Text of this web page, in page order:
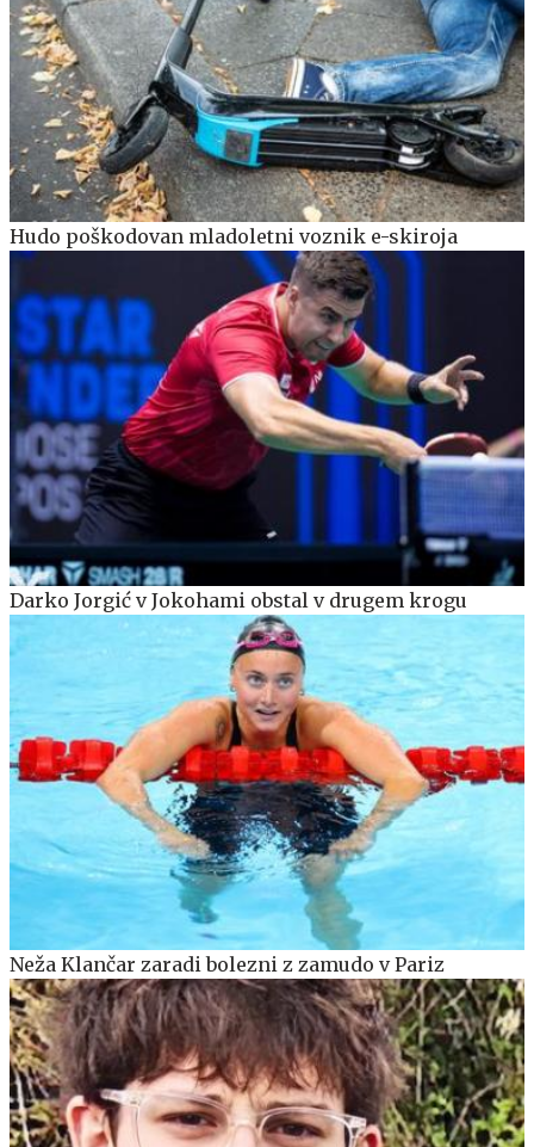
Hudo poškodovan mladoletni voznik e-skiroja
Darko Jorgić v Jokohami obstal v drugem krogu
Neža Klančar zaradi bolezni z zamudo v Pariz